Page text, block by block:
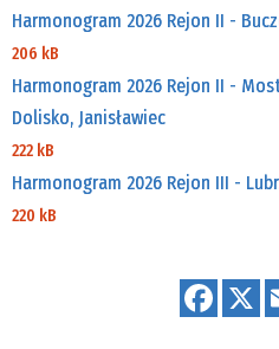
Harmonogram 2026 Rejon II -
206 kB
Harmonogram 2026 Rejon II -
Dolisko, Janisławiec
222 kB
Harmonogram 2026 Rejon III -
220 kB